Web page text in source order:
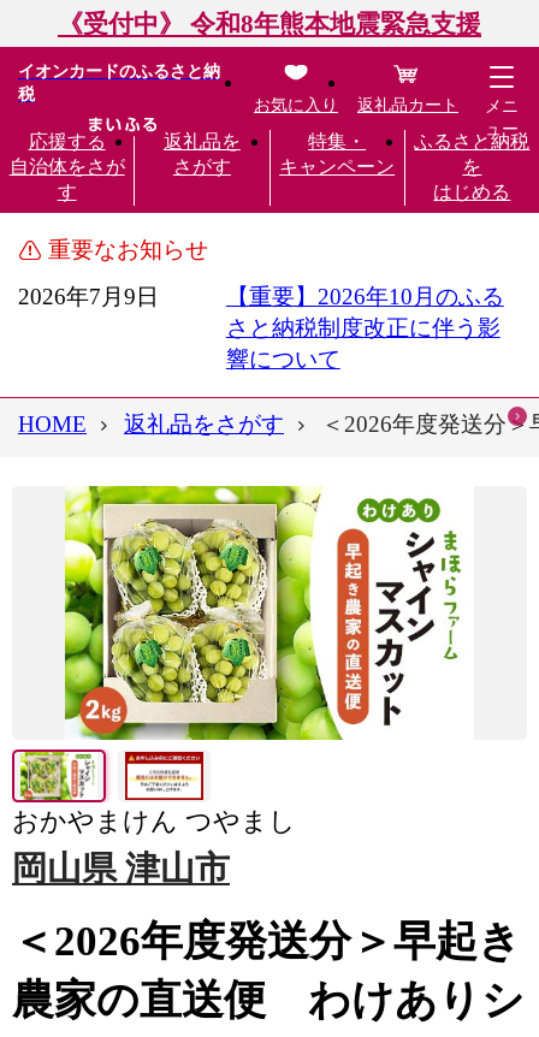
《受付中》 令和8年熊本地震緊急支援
イオンカードのふるさと納
税
応援する
自治体をさが
す
返礼品を
さがす
特集・
キャンペーン
ふるさと納税
を
はじめる
お気に入り 返礼品カート
メニ
ュー
重要なお知らせ
2026年7月9日
【重要】2026年10月のふる
さと納税制度改正に伴う影
響について
HOME 返礼品をさがす ＜2026年度発送分
おかやまけん つやまし
岡山県 津山市
＜2026年度発送分＞早起き
農家の直送便 わけありシ